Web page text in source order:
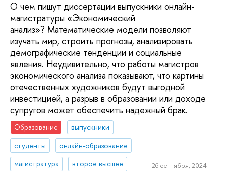
О чем пишут диссертации выпускники онлайн-
магистратуры «Экономический
анализ»? Математические модели позволяют
изучать мир, строить прогнозы, анализировать
демографические тенденции и социальные
явления. Неудивительно, что работы магистров
экономического анализа показывают, что картины
отечественных художников будут выгодной
инвестицией, а разрыв в образовании или доходе
супругов может обеспечить надежный брак.
Образование
выпускники
студенты
онлайн-образование
магистратура
второе высшее 26 сентября, 2024 г.